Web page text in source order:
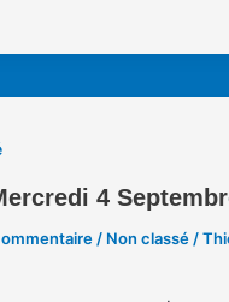
4
/ Non classé/